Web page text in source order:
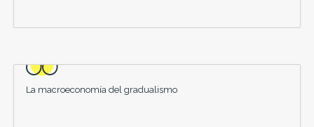
La macroeconomía del gradualismo